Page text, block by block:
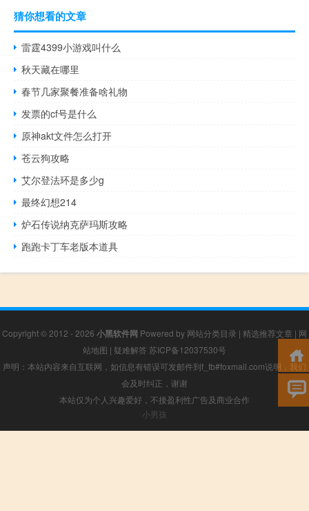
猜你想看的文章
雷霆4399小游戏叫什么
秋天藏在哪里
春节几家聚餐准备啥礼物
发票的cf号是什么
原神akt文件怎么打开
苍云狗攻略
艾尔登法环是多少g
最终幻想214
炉石传说纳克萨玛斯攻略
跑跑卡丁车老版本道具
Copyright © 2012 - 2026 小黑软件网 Powered by 网站分类目录 | 精选推荐文章 | 网
站地图 | 疑难解答 苏ICP备12037530号
声明：本站内容来自互联网，如信息有错误可发邮件到f_fb#foxmail.com说明，我们
会及时纠正，谢谢
本站仅为个人兴趣爱好，不接盈利性广告及商业合作
小男孩